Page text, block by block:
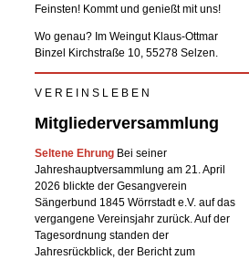
Feinsten! Kommt und genießt mit uns!
Wo genau? Im Weingut Klaus-Ottmar
Binzel Kirchstraße 10, 55278 Selzen.
V E R E I N S L E B E N
Mitgliederversammlung
Seltene Ehrung Bei seiner
Jahreshauptversammlung am 21. April
2026 blickte der Gesangverein
Sängerbund 1845 Wörrstadt e.V. auf das
vergangene Vereinsjahr zurück. Auf der
Tagesordnung standen der
Jahresrückblick, der Bericht zum